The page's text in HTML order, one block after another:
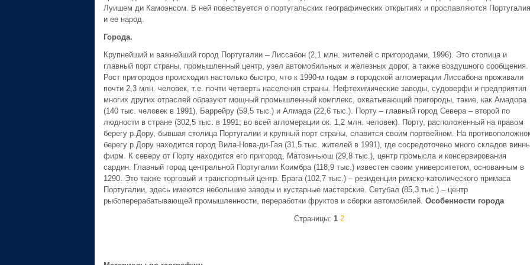
Луишем ди Камоэнсом. В ней повествуется о португальских географических открытиях и прославляются Португалия
и ее народ.
Города.
Крупнейший и важнейший город Португалии – Лиссабон (2,1 млн. жителей с пригородами, 1996). Это столица и
главный порт страны, промышленный центр, узел автомобильных и железных дорог, а также воздушного сообщения.
Рост пригородов происходил настолько быстро, что к 1990-м годам в городской агломерации Лиссабона проживали
почти 2,3 млн. человек, т.е. почти четверть населения страны. Нефтехимические заводы, судоверфи и предприятия
многих других отраслей образуют мощный промышленный комплекс, охватывающий пригороды, такие, как Амадора
(140 тыс. человек в 1991), Баррейру (59,5 тыс.) и Алмада (22,6 тыс.). Порту – главный город Севера – второй по
людности в стране (302,5 тыс. в 1991; во всей агломерации ок. 1,2 млн. человек). Порту, расположенный на правом
берегу р.Дору, бывшая столица Португалии и крупный порт страны, славится своим портвейном. На
берегу р.Дору находится город Вила-Нова-ди-Гая (31,5 тыс. жителей в 1991), где сосредоточено много складов
фирм. К северу от Порту находится его пригород, Матозиньюш (29,8 тыс.), центр промысла и консервирования
сардин. Главный город центральной Португалии Коимбра (118,9 тыс.) известен своим университетом, основанным в
1290. Это также торговый и транспортный центр. Брага (102,7 тыс.) – резиденция римско-католического примаса
Португалии, здесь имеются небольшие заводы и кустарные мастерские. Сетубал (85,3 тыс.) – центр
рыбоперерабатывающей промышленности, переработки фруктов и сборки автомобилей. Особенности города
Страницы: 1 2